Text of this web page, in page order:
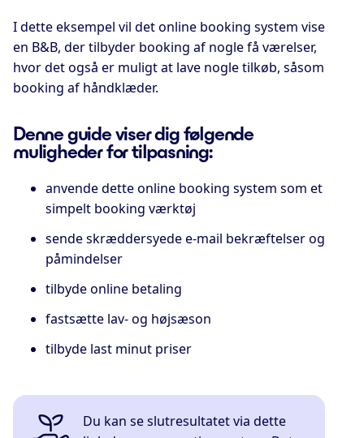
I dette eksempel vil det online booking system vise
en B&B, der tilbyder booking af nogle få værelser,
hvor det også er muligt at lave nogle tilkøb, såsom
booking af håndklæder.
Denne guide viser dig følgende
muligheder for tilpasning:
anvende dette online booking system som et
simpelt booking værktøj
sende skræddersyede e-mail bekræftelser og
påmindelser
tilbyde online betaling
fastsætte lav- og højsæson
tilbyde last minut priser
Du kan se slutresultatet via dette